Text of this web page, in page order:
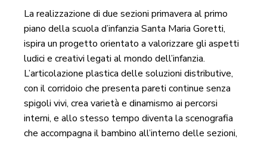
La realizzazione di due sezioni primavera al primo
piano della scuola d’infanzia Santa Maria Goretti,
ispira un progetto orientato a valorizzare gli aspetti
ludici e creativi legati al mondo dell’infanzia.
L’articolazione plastica delle soluzioni distributive,
con il corridoio che presenta pareti continue senza
spigoli vivi, crea varietà e dinamismo ai percorsi
interni, e allo stesso tempo diventa la scenografia
che accompagna il bambino all’interno delle sezioni,